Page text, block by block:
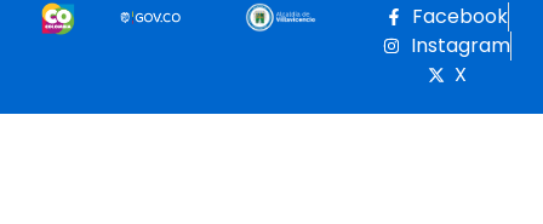
Facebook
Instagram
X